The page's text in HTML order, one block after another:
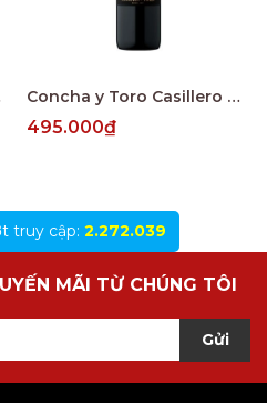
Concha y Toro Casillero del Diablo Reserva Merlot Central Valley
495.000₫
truy cập: 2.272.039
MÃI TỪ CHÚNG TÔI
Gửi